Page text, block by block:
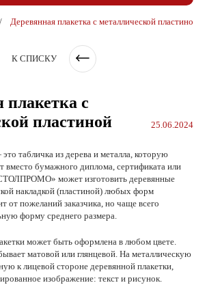
Деревянная плакетка с металлической пластиной
К СПИСКУ
плакетка с
пластиной
25.06.2024
табличка из дерева и металла, которую
вместо бумажного диплома, сертификата или
может изготовить деревянные
накладкой (пластиной) любых форм
от пожеланий заказчика, но чаще всего
форму среднего размера.
может быть оформлена в любом цвете.
матовой или глянцевой. На металлическую
к лицевой стороне деревянной плакетки,
изображение: текст и рисунок.